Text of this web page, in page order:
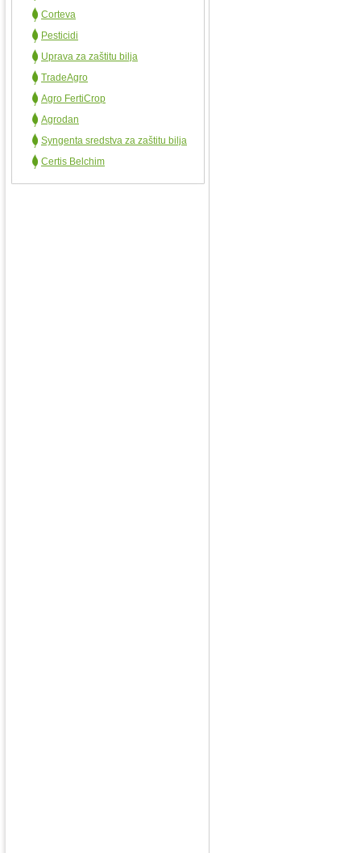
Corteva
Pesticidi
Uprava za zaštitu bilja
TradeAgro
Agro FertiCrop
Agrodan
Syngenta sredstva za zaštitu bilja
Certis Belchim